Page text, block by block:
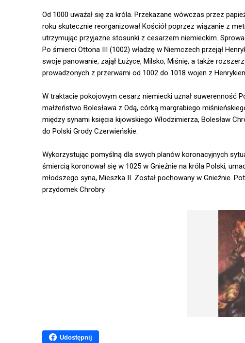
Od 1000 uważał się za króla. Przekazane wówczas przez
roku skutecznie reorganizował Kościół poprzez wiązanie z
utrzymując przyjazne stosunki z cesarzem niemieckim.
Po śmierci Ottona III (1002) władzę w Niemczech przejął
swoje panowanie, zajął Łużyce, Milsko, Miśnię, a także
prowadzonych z przerwami od 1002 do 1018 wojen z
W traktacie pokojowym cesarz niemiecki uznał suwerenność
małżeństwo Bolesława z Odą, córką margrabiego
między synami księcia kijowskiego Włodzimierza, Bolesław
do Polski Grody Czerwieńskie.
Wykorzystując pomyślną dla swych planów koronacyjnych
śmiercią koronował się w 1025 w Gnieźnie na króla Polski,
młodszego syna, Mieszka II. Został pochowany w Gnieźnie.
przydomek Chrobry.
Udostępnij